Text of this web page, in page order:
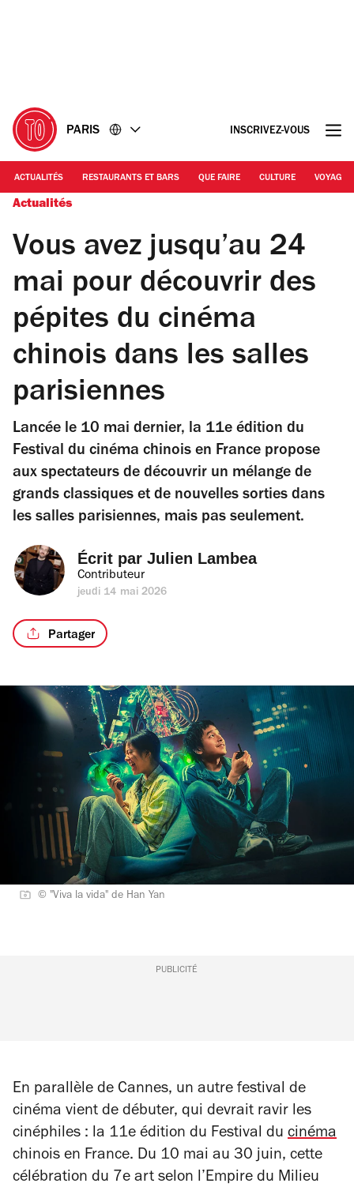
PARIS INSCRIVEZ-VOUS
ACTUALITÉS RESTAURANTS ET BARS QUE FAIRE CULTURE VOYAGE
Actualités
Vous avez jusqu’au 24
mai pour découvrir des
pépites du cinéma
chinois dans les salles
parisiennes
Lancée le 10 mai dernier, la 11e édition du
Festival du cinéma chinois en France propose
aux spectateurs de découvrir un mélange de
grands classiques et de nouvelles sorties dans
les salles parisiennes, mais pas seulement.
Écrit par Julien Lambea
Contributeur
jeudi 14 mai 2026
Partager
© "Viva la vida" de Han Yan
PUBLICITÉ
En parallèle de Cannes, un autre festival de
cinéma vient de débuter, qui devrait ravir les
cinéphiles : la 11e édition du Festival du cinéma
chinois en France. Du 10 mai au 30 juin, cette
célébration du 7e art selon l’Empire du Milieu